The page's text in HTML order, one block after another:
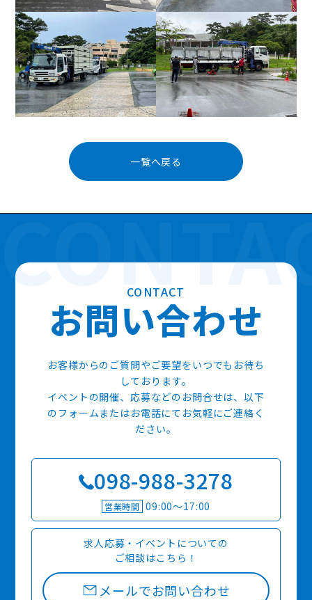
ョ
一覧へ戻る
CONTACT
お問い合わせ
お客様からのご質問やご要望をいつでもお待ち
しております。
イベントの開催、応募などのお問合せは、以下
のフォームまたはお電話にてお気軽にご連絡く
ださい。
098-988-3278
営業時間 09:00〜17:00
求人応募・イベントについての
ご相談はこちら！
メールでお問い合わせ